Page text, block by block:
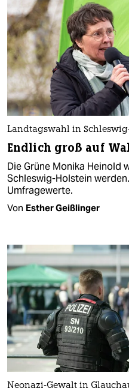
Landtagswahl in
Endlich groß auf
Die Grüne Monika Heinold
Schleswig-Holstein
Umfragewerte.
Von Esther Geißlinger
Neonazi-Gewalt in